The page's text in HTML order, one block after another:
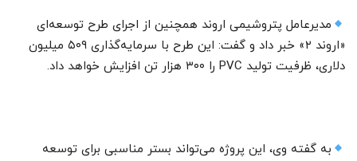
مدیرعامل پتروشیمی اروند همچنین از اجرای طرح توسعه‌ای
«اروند ۲» خبر داد و گفت: این طرح با سرمایه‌گذاری ۵۰۹ میلیون
دلاری، ظرفیت تولید PVC را ۳۰۰ هزار تن افزایش خواهد داد.
به گفته وی، این پروژه می‌تواند بستر مناسبی برای توسعه